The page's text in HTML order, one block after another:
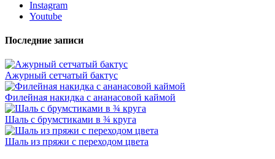
Instagram
Youtube
Последние записи
Ажурный сетчатый бактус
Филейная накидка с ананасовой каймой
Шаль с брумстиками в ¾ круга
Шаль из пряжи с переходом цвета